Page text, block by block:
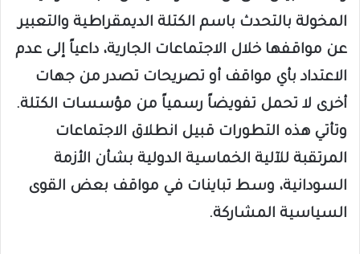
المخولة بالتحدث باسم الكتلة الديمقراطية والتعبير
عن مواقفها خلال الاجتماعات الجارية، داعياً إلى عدم
الاعتداد بأي مواقف أو تصريحات تصدر من جهات
أخرى لا تحمل تفويضاً رسمياً من مؤسسات الكتلة.
وتأتي هذه التطورات قبيل انطلاق الاجتماعات
المرتقبة للآلية الخماسية الدولية بشأن الأزمة
السودانية، وسط تباينات في مواقف بعض القوى
السياسية المشاركة.